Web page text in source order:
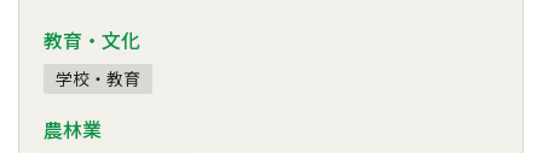
教育・文化
学校・教育
農林業